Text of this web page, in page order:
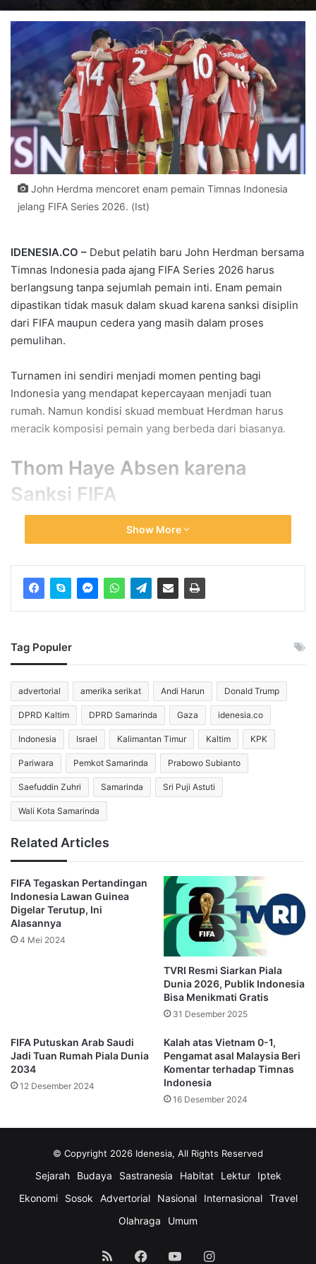
John Herdma mencoret enam pemain Timnas Indonesia
jelang FIFA Series 2026. (Ist)
IDENESIA.CO – Debut pelatih baru John Herdman bersama
Timnas Indonesia pada ajang FIFA Series 2026 harus
berlangsung tanpa sejumlah pemain inti. Enam pemain
dipastikan tidak masuk dalam skuad karena sanksi disiplin
dari FIFA maupun cedera yang masih dalam proses
pemulihan.
Turnamen ini sendiri menjadi momen penting bagi
Indonesia yang mendapat kepercayaan menjadi tuan
rumah. Namun kondisi skuad membuat Herdman harus
meracik komposisi pemain yang berbeda dari biasanya.
Thom Haye Absen karena
Sanksi FIFA
Nama pertama yang dipastikan absen adalah
Gelandang yang kini bermain untukPersib Bandung
pertandingan dari FIFA.
Sanksi itu dijatuhkan setelah Haye melayangkan protes
pada putaran keempat
Asiapada Oktober lalu.
Shayne Pattynama Juga Jalani
Hukuman Larangan Bermain
Bek kiriShayne Pattynamajuga tidak dapat memperkuat
Timnas Indonesia dalam agenda internasional kali ini. Ia
masih menjalani sanksi yang membuatnya absen hingga
Juni 2026.
Meski demikian, tim pelatih masih memiliki beberapa opsi
absennya Pattynama dinilai tidak terlalu mengganggu
komposisi tim.
Marselino Ferdinan Masih
Pemulihan Cedera Lutut
Marselino Ferdinanjuga tidak masuk
daftar pemain karena masih menjalani pemulihan cedera
lutut.
Cedera tersebut membuat performanya sempat terganggu
dalam beberapa pertandingan terakhir bersama Timnas
bermain pada April 2026.
Asnawi Mangkualam Absen
Setelah Operasi ACL
Asnawi Mangkualam juga bakal menepi. Pemain
setelah mengalami cedera anterior cruciate ligament (ACL)
Show More
Tag Populer
advertorial amerika serikat Andi Harun Donald Trump
DPRD Kaltim DPRD Samarinda Gaza idenesia.co
Indonesia Israel Kalimantan Timur Kaltim KPK
Pariwara Pemkot Samarinda Prabowo Subianto
Saefuddin Zuhri Samarinda Sri Puji Astuti
Wali Kota Samarinda
Related Articles
FIFA Tegaskan Pertandingan
Indonesia Lawan Guinea
Digelar Terutup, Ini
Alasannya
4 Mei 2024
TVRI Resmi Siarkan Piala
Dunia 2026, Publik Indonesia
Bisa Menikmati Gratis
31 Desember 2025
FIFA Putuskan Arab Saudi
Jadi Tuan Rumah Piala Dunia
2034
12 Desember 2024
Kalah atas Vietnam 0-1,
Pengamat asal Malaysia Beri
Komentar terhadap Timnas
Indonesia
16 Desember 2024
© Copyright 2026 Idenesia, All Rights Reserved
Sejarah Budaya Sastranesia Habitat Lektur
Iptek
Ekonomi
Sosok Advertorial Nasional Internasional
Travel
Olahraga
Umum
RSS FacebookYouTubeInstagram